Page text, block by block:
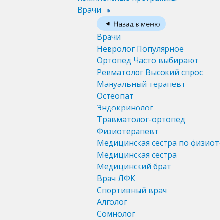
Врачи
Врачи
Невролог Популярное
Ортопед Часто выбирают
Ревматолог Высокий спрос
Мануальный терапевт
Остеопат
Эндокринолог
Травматолог-ортопед
Физиотерапевт
Медицинская сестра по
Медицинская сестра
Медицинский брат
Врач ЛФК
Спортивный врач
Алголог
Сомнолог